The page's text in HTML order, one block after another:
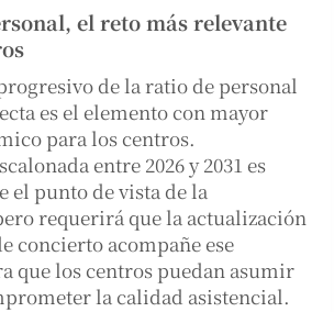
el reto más relevante
de la ratio de personal
es el elemento con mayor
para los centros.
entre 2026 y 2031 es
el punto de vista de la
requerirá que la actualización
concierto acompañe ese
que los centros puedan asumir
la calidad asistencial.